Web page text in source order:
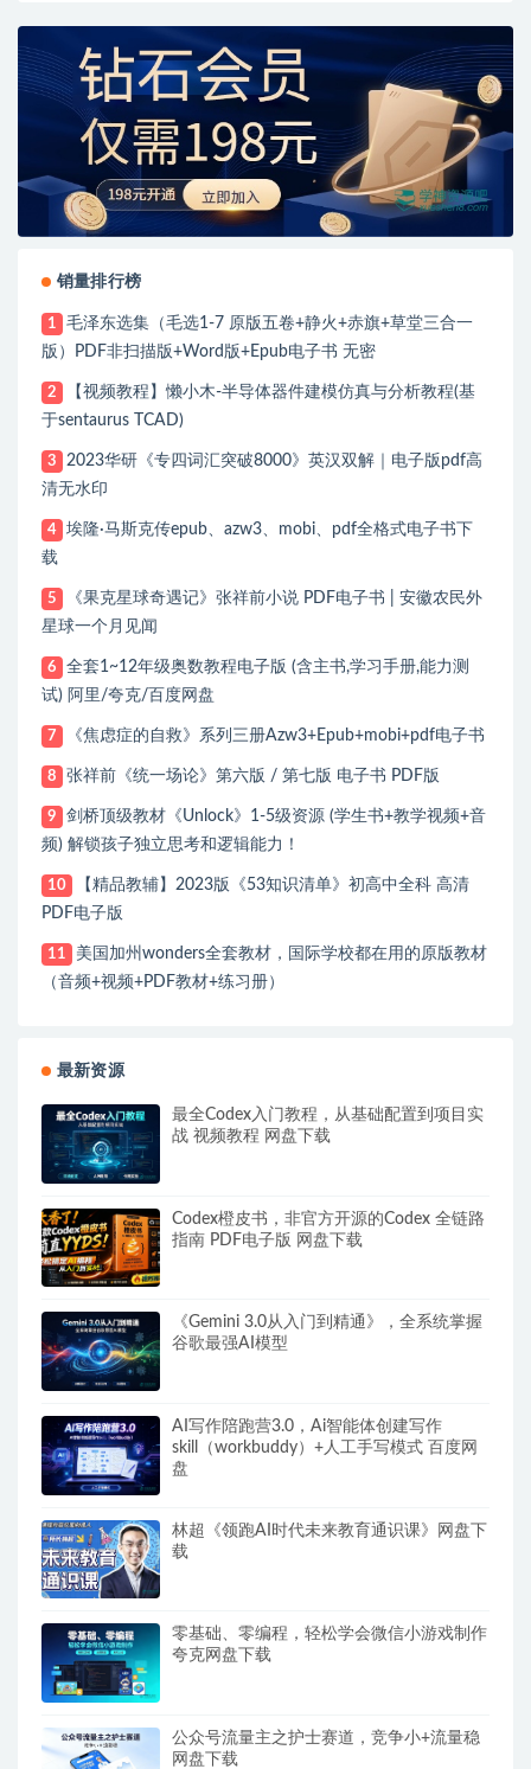
销量排行榜
1
毛泽东选集（毛选1-7 原版五卷+静火+赤旗+草堂三合一
版）PDF非扫描版+Word版+Epub电子书 无密
2
【视频教程】懒小木-半导体器件建模仿真与分析教程(基
于sentaurus TCAD)
3
2023华研《专四词汇突破8000》英汉双解｜电子版pdf高
清无水印
4
埃隆·马斯克传epub、azw3、mobi、pdf全格式电子书下
载
5
《果克星球奇遇记》张祥前小说 PDF电子书 | 安徽农民外
星球一个月见闻
6
全套1~12年级奥数教程电子版 (含主书,学习手册,能力测
试) 阿里/夸克/百度网盘
7 《焦虑症的自救》系列三册Azw3+Epub+mobi+pdf电子书
8 张祥前《统一场论》第六版 / 第七版 电子书 PDF版
9
剑桥顶级教材《Unlock》1-5级资源 (学生书+教学视频+音
频) 解锁孩子独立思考和逻辑能力！
10
【精品教辅】2023版《53知识清单》初高中全科 高清
PDF电子版
11
美国加州wonders全套教材，国际学校都在用的原版教材
（音频+视频+PDF教材+练习册）
最新资源
最全Codex入门教程，从基础配置到项目实
战 视频教程 网盘下载
Codex橙皮书，非官方开源的Codex 全链路
指南 PDF电子版 网盘下载
《Gemini 3.0从入门到精通》，全系统掌握
谷歌最强AI模型
AI写作陪跑营3.0，Ai智能体创建写作
skill（workbuddy）+人工手写模式 百度网
盘
林超《领跑AI时代未来教育通识课》网盘下
载
零基础、零编程，轻松学会微信小游戏制作
夸克网盘下载
公众号流量主之护士赛道，竞争小+流量稳
网盘下载